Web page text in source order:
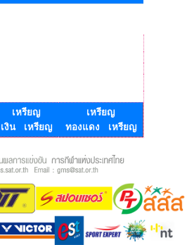
เหรียญ
เงิน เหรียญ
เหรียญ
ทองแดง เหรียญ